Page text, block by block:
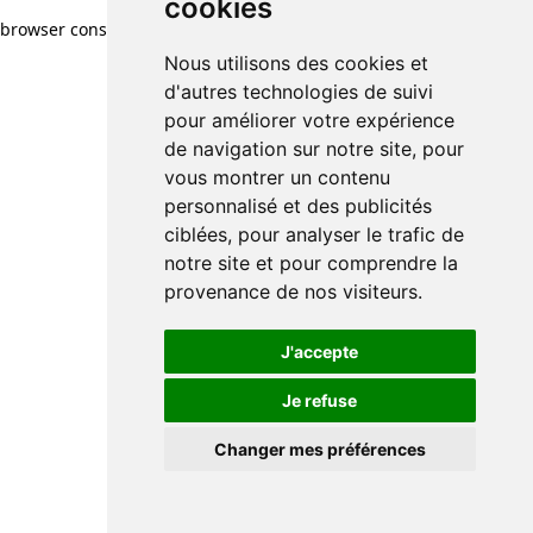
cookies
Nous utilisons des cookies et
d'autres technologies de suivi
pour améliorer votre expérience
de navigation sur notre site, pour
vous montrer un contenu
personnalisé et des publicités
ciblées, pour analyser le trafic de
notre site et pour comprendre la
provenance de nos visiteurs.
J'accepte
Je refuse
Changer mes préférences
browser console for more information)